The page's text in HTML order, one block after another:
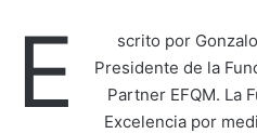
E
scrito por
Presidente de la
Partner EFQM. La
Excelencia por